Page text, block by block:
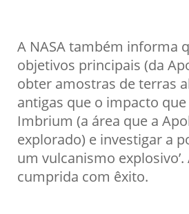
A NASA também informa
objetivos principais (da
obter amostras de terras
antigas que o impacto
Imbrium (a área que a
explorado) e investigar a
um vulcanismo
cumprida com êxito.